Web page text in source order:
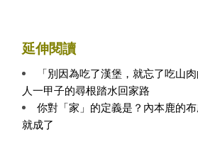
延伸閱讀
「別因為吃了漢堡，就忘了吃山
人一甲子的尋根踏水回家路
你對「家」的定義是？內本鹿的
就成了